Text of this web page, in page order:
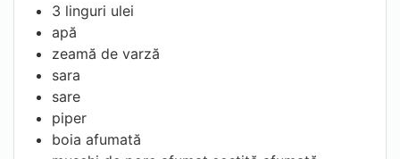
3 linguri ulei
apă
zeamă de varză
sara
sare
piper
boia afumată